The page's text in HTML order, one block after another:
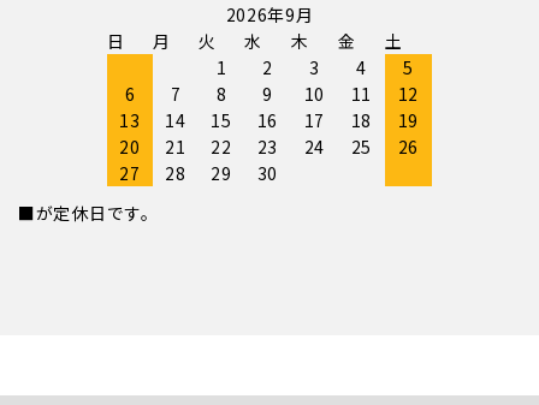
2026年9月
日
月 火 水 木 金
土
1
2 3 4
5
6
7 8 9 10 11
12
13
14 15 16 17 18
19
20
21 22 23 24 25
26
27
28 29
30
■が定休日です。